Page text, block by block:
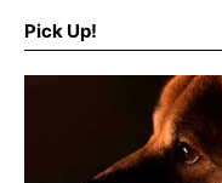
Pick Up!